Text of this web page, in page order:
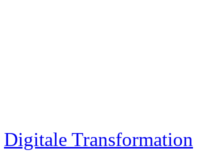
Digitale Transformation